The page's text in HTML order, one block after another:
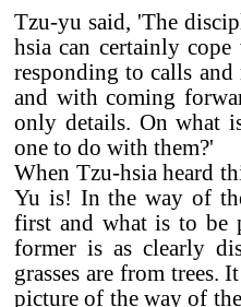
Tzu-yu said, 'The
hsia can certainly
responding to calls
and with coming
only details. On what
one to do with them?'
When Tzu-hsia heard
Yu is! In the way of
first and what is to be
former is as clearly
grasses are from trees.
picture of the way of